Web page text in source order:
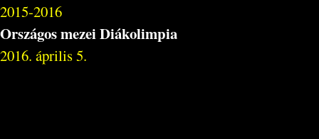
2015-2016
Országos mezei Diákolimpia
2016. április 5.